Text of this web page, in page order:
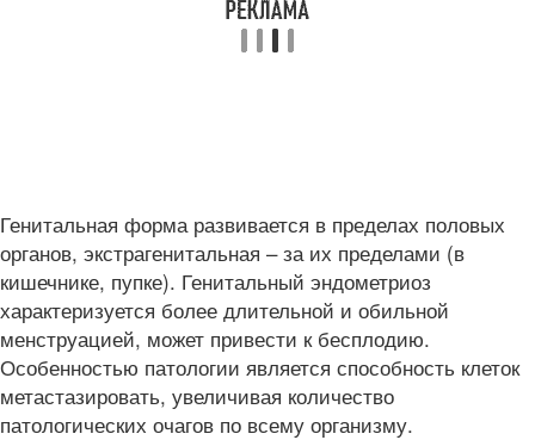
Генитальная форма развивается в пределах половых
органов, экстрагенитальная – за их пределами (в
кишечнике, пупке). Генитальный эндометриоз
характеризуется более длительной и обильной
менструацией, может привести к бесплодию.
Особенностью патологии является способность клеток
метастазировать, увеличивая количество
патологических очагов по всему организму.